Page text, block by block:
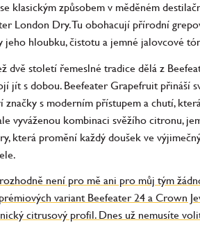
klasickým způsobem v měděném
London Dry. Tu obohacují přírodní
jeho hloubku, čistotu a jemné jalovcové
dvě století řemeslné tradice dělá z
jít s dobou. Beefeater Grapefruit přináší
značky s moderním přístupem a chutí,
vyváženou kombinaci svěžího citronu,
která promění každý doušek ve
není pro mě ani pro můj tým
variant Beefeater 24 a Crown
citrusový profil. Dnes už nemusíte